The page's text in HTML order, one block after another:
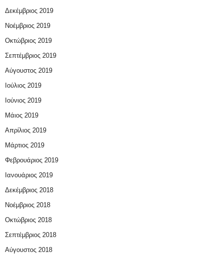
Δεκέμβριος 2019
Νοέμβριος 2019
Οκτώβριος 2019
Σεπτέμβριος 2019
Αύγουστος 2019
Ιούλιος 2019
Ιούνιος 2019
Μάιος 2019
Απρίλιος 2019
Μάρτιος 2019
Φεβρουάριος 2019
Ιανουάριος 2019
Δεκέμβριος 2018
Νοέμβριος 2018
Οκτώβριος 2018
Σεπτέμβριος 2018
Αύγουστος 2018